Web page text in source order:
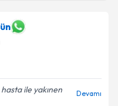
ile yakınen
Devamı